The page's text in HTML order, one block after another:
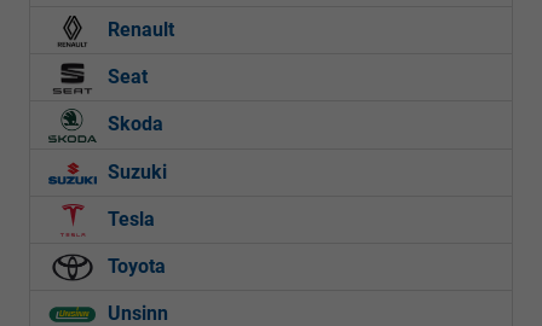
Renault
Seat
Skoda
Suzuki
Tesla
Toyota
Unsinn